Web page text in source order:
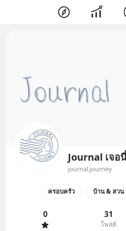
Journal เจอ
journal.journey
ครอบครัว บ้าน & สวน
0 31
โพสต์